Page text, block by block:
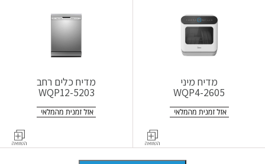
מדיח מיני
WQP4-2605
מדיח כלים רחב
WQP12-5203